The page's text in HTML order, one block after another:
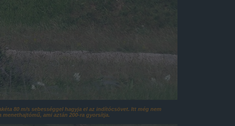
80 m/s sebességgel hagyja el az indítócsövet. Itt még nem
menethajtómű, ami aztán 200-ra gyorsítja.